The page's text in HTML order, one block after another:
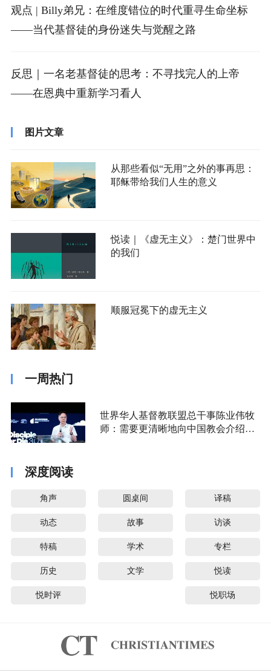
观点 | Billy弟兄：在维度错位的时代重寻生命坐标
——当代基督徒的身份迷失与觉醒之路
反思｜一名老基督徒的思考：不寻找完人的上帝
——在恩典中重新学习看人
图片文章
从那些看似“无用”之外的事再思：
耶稣带给我们人生的意义
悦读｜《虚无主义》：楚门世界中
的我们
顺服冠冕下的虚无主义
一周热门
世界华人基督教联盟总干事陈业伟牧
师：需要更清晰地向中国教会介绍福
深度阅读
角声 圆桌间 译稿
动态 故事 访谈
特稿 学术 专栏
历史 文学 悦读
悦时评 悦职场